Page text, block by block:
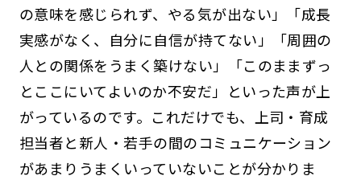
の意味を感じられず、やる気が出ない」「成長
実感がなく、自分に自信が持てない」「周囲の
人との関係をうまく築けない」「このままずっ
とここにいてよいのか不安だ」といった声が上
がっているのです。これだけでも、上司・育成
担当者と新人・若手の間のコミュニケーション
があまりうまくいっていないことが分かりま